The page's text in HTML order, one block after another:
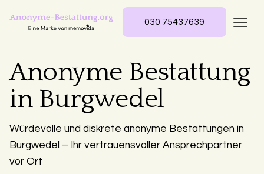
030 75437639
Anonyme Bestattung
in Burgwedel
Würdevolle und diskrete anonyme Bestattungen in
Burgwedel – Ihr vertrauensvoller Ansprechpartner
vor Ort